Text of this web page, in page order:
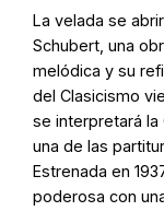
La velada se
Schubert, una
melódica y su
del Clasicismo
se interpretará la
una de las
Estrenada en
poderosa con